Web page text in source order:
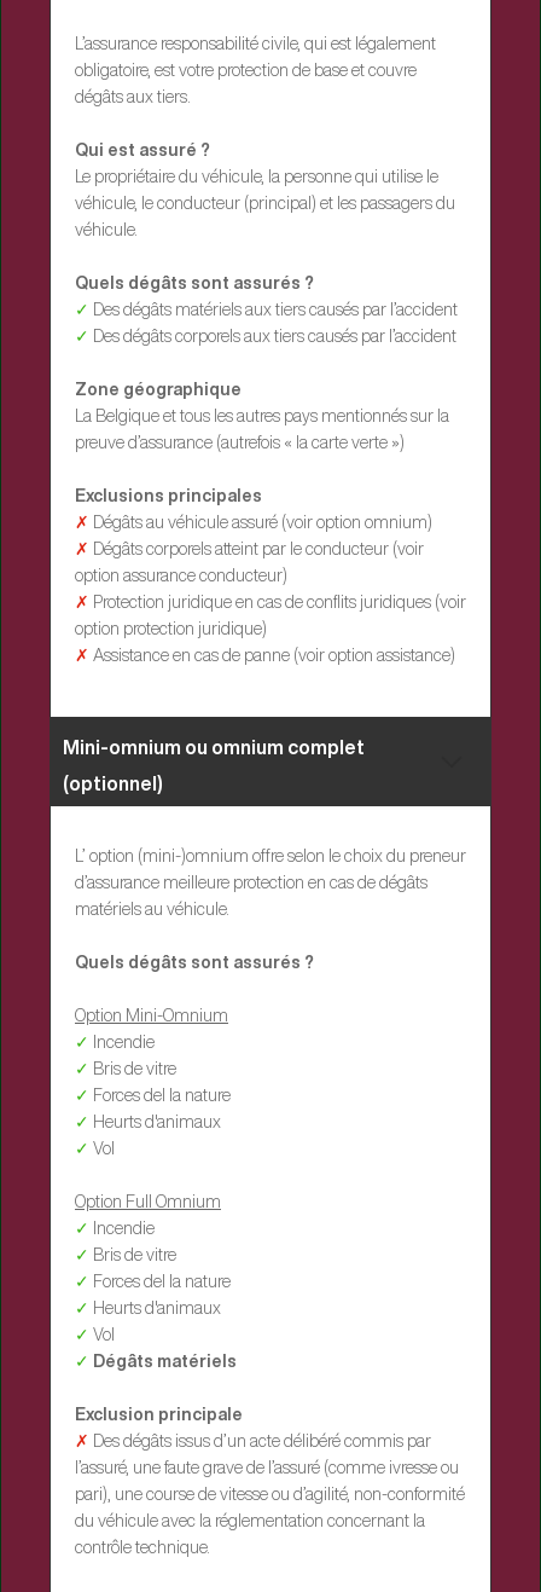
L’assurance responsabilité civile, qui est légalement
obligatoire, est votre protection de base et couvre
dégâts aux tiers.
Qui est assuré ?
Le propriétaire du véhicule, la personne qui utilise le
véhicule, le conducteur (principal) et les passagers du
véhicule.
Quels dégâts sont assurés ?
✓
Des dégâts matériels aux tiers causés par l’accident
✓
Des dégâts corporels aux tiers causés par l’accident
Zone géographique
La Belgique et tous les autres pays mentionnés sur la
preuve d’assurance (autrefois « la carte verte »)
Exclusions principales
✗
Dégâts au véhicule assuré (voir option omnium)
✗
Dégâts corporels atteint par le conducteur (voir
option assurance conducteur)
✗ Protection juridique en cas de conflits juridiques (voir
option protection juridique)
✗ Assistance en cas de panne (voir option assistance)
Mini-omnium ou omnium complet
(optionnel)
L’ option (mini-)omnium offre selon le choix du preneur
d’assurance meilleure protection en cas de dégâts
matériels au véhicule.
Quels dégâts sont assurés ?
Option Mini-Omnium
✓
Incendie
✓ Bris de vitre
✓ Forces del la nature
✓ Heurts d'animaux
✓ Vol
Option Full Omnium
✓
Incendie
✓ Bris de vitre
✓ Forces del la nature
✓ Heurts d'animaux
✓ Vol
✓ Dégâts matériels
Exclusion principale
✗
Des dégâts issus d’un acte délibéré commis par
l’assuré, une faute grave de l’assuré (comme ivresse ou
pari), une course de vitesse ou d’agilité, non-conformité
du véhicule avec la réglementation concernant la
contrôle technique.